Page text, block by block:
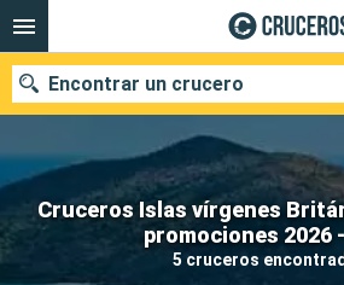
Cruceros Islas vírgenes
promociones 2026
5 cruceros
Encontrar un crucero
Fecha de salida